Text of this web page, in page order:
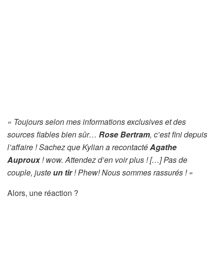
« Toujours selon mes informations exclusives et des
sources fiables bien sûr… Rose Bertram, c’est fini depuis
l’affaire ! Sachez que Kylian a recontactéAgathe
Auproux! wow. Attendez d’en voir plus ! […] Pas de
couple, justeun tir! Phew! Nous sommes rassurés ! »
Alors, une réaction ?